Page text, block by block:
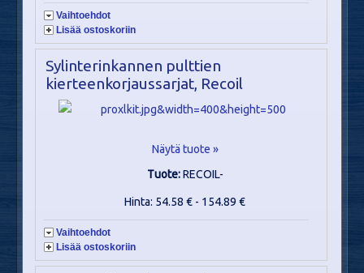
Vaihtoehdot
Lisää ostoskoriin
Sylinterinkannen pulttien
kierteenkorjaussarjat, Recoil
Näytä tuote »
Tuote:RECOIL-
Hinta: 54.58 € - 154.89 €
Vaihtoehdot
Lisää ostoskoriin